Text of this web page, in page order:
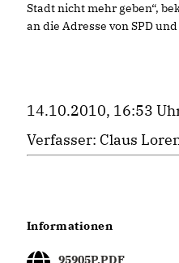
Stadt nicht mehr geben“,
an die Adresse von SPD
14.10.2010, 16:53
Verfasser: Claus
Informationen
95905P.PDF